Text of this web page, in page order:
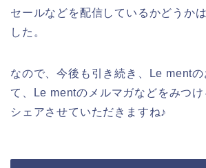
セールなどを配信しているかどうか
した。
なので、今後も引き続き、Le ment
て、Le mentのメルマガなどをみつ
シェアさせていただきますね♪